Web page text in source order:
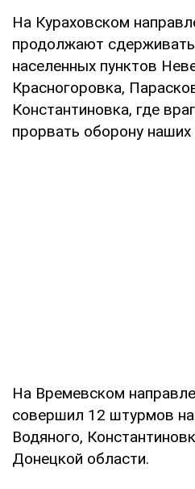
На Кураховском
продолжают сдерживать
населенных пунктов
Красногоровка,
Константиновка, где
прорвать оборону наших
На Времевском
совершил 12 штурмов
Водяного,
Донецкой области.